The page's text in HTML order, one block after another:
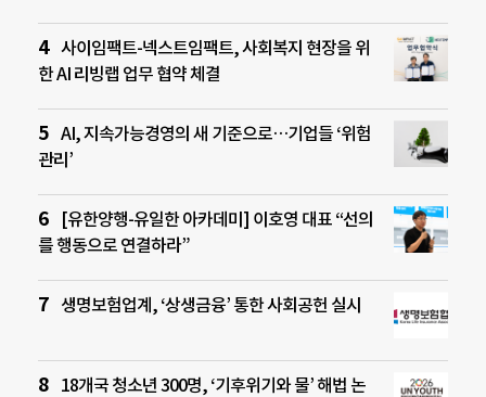
사이임팩트-넥스트임팩트, 사회복지 현장을 위
한 AI 리빙랩 업무 협약 체결
AI, 지속가능경영의 새 기준으로…기업들 ‘위험
관리’
[유한양행-유일한 아카데미] 이호영 대표 “선의
를 행동으로 연결하라”
생명보험업계, ‘상생금융’ 통한 사회공헌 실시
18개국 청소년 300명, ‘기후위기와 물’ 해법 논